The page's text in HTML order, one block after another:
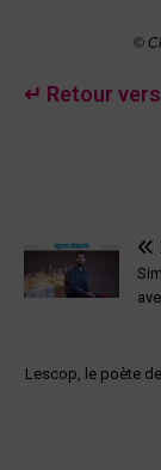
©
↵ Retour
Lescop, le poète